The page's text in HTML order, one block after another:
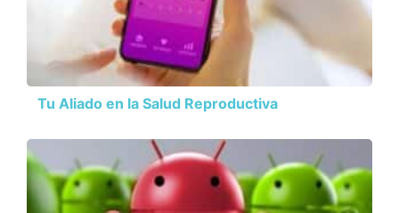
Tu Aliado en la Salud Reproductiva